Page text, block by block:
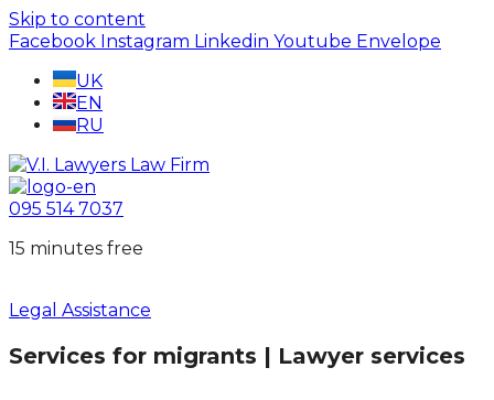
Skip to content
Facebook Instagram Linkedin Youtube Envelope
UK
EN
RU
095 514 7037
15 minutes free
Legal Assistance
Services for migrants | Lawyer services